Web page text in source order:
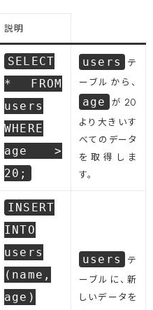
説明
SELECT
* FROM
users
WHERE
age >
20;
users
テ
ーブルから、
age
が20
より大きいす
べてのデータ
を取得しま
す。
INSERT
INTO
users
(name,
age)
users
テ
ーブルに、新
しいデータを